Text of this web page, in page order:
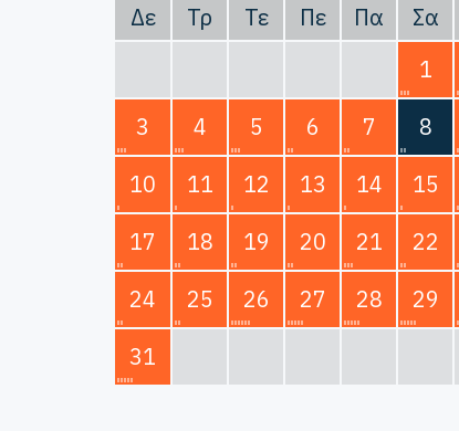
Δε Τρ Τε Πε Πα Σα
1
3
4 5 6 7 8
10
11 12 13 14 15
17
18 19 20 21 22
24
25 26 27 28 29
31